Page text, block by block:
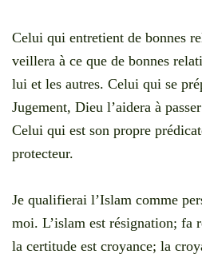
Celui qui entretient de bonnes
veillera à ce que de bonnes
lui et les autres. Celui qui se
Jugement, Dieu l’aidera à
Celui qui est son propre
protecteur.
Je qualifierai l’Islam comme
moi. L’islam est résignation; fa
la certitude est croyance; la